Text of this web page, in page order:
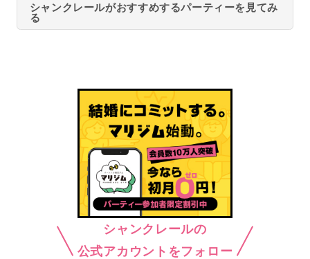
シャンクレールがおすすめするパーティーを見てみ
る
シャンクレールの
公式アカウントをフォロー